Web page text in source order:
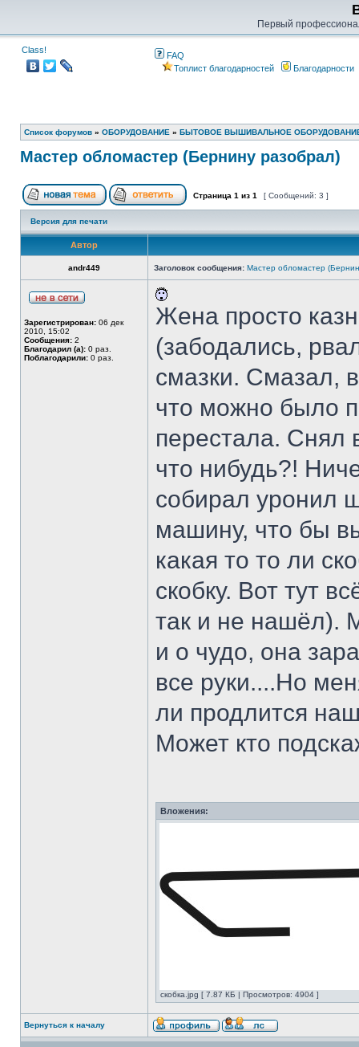
Первый
Class!
FAQ
Топлист благодарностей
Благодарности
Список форумов » ОБОРУДОВАНИЕ » БЫТОВОЕ ВЫШИВАЛЬНОЕ
Мастер обломастер (Бернину разобрал)
Страница 1 из 1 [ Сообщений: 3 ]
Версия для печати
Автор
andr449 Заголовок сообщения: Мастер обломастер
Зарегистрирован: 06 дек
2010, 15:02
Сообщения: 2
Благодарил (а): 0 раз.
Поблагодарили: 0 раз.
Жена просто
(забодались,
смазки. Смазал,
что можно было
перестала. Снял
что нибудь?!
собирал уронил
машину, что бы
какая то то ли
скобку. Вот тут
так и не нашёл).
и о чудо, она
все руки....Но
ли продлится
Может кто
Вложения:
скобка.jpg [ 7.87 КБ | Просмотров: 4904 ]
Вернуться к началу